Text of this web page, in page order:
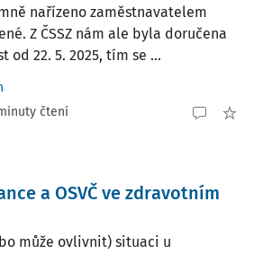
nařízeno zaměstnavatelem
Z ČSSZ nám ale byla doručena
od 22. 5. 2025, tím se ...
čtení
a OSVČ ve zdravotním
může ovlivnit) situaci u